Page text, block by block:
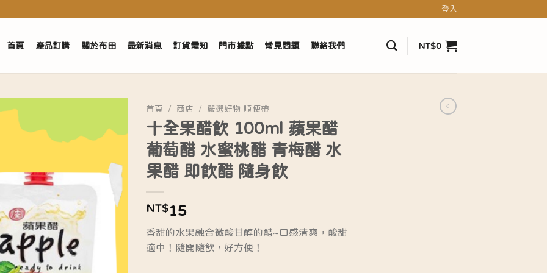
登入
首頁 產品訂購 關於布田 最新消息 訂貨需知 門市據點 常見問題 聯絡我們 NT$0
首頁 / 商店 / 嚴選好物 順便帶
十全果醋飲 100ml 蘋果醋
葡萄醋 水蜜桃醋 青梅醋 水
果醋 即飲醋 隨身飲
NT$15
香甜的水果融合微酸甘醇的醋~口感清爽，酸甜
適中！隨開隨飲，好方便！